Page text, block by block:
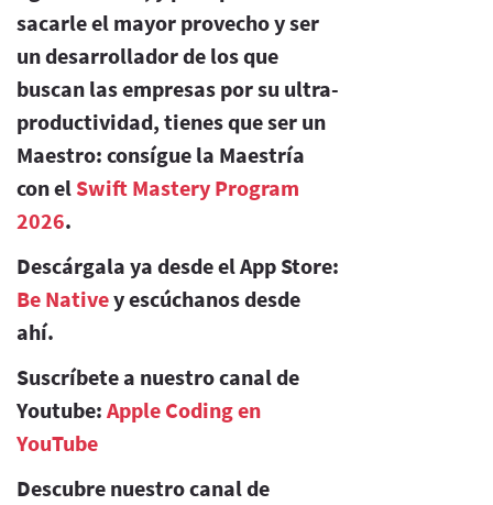
sacarle el mayor provecho y ser
un desarrollador de los que
buscan las empresas por su ultra-
productividad, tienes que ser un
Maestro: consígue la Maestría
con el Swift Mastery Program
2026.
Descárgala ya desde el App Store:
Be Nativey escúchanos desde
ahí.
Suscríbete a nuestro canal de
Youtube: Apple Coding en
YouTube
Descubre nuestro canal de